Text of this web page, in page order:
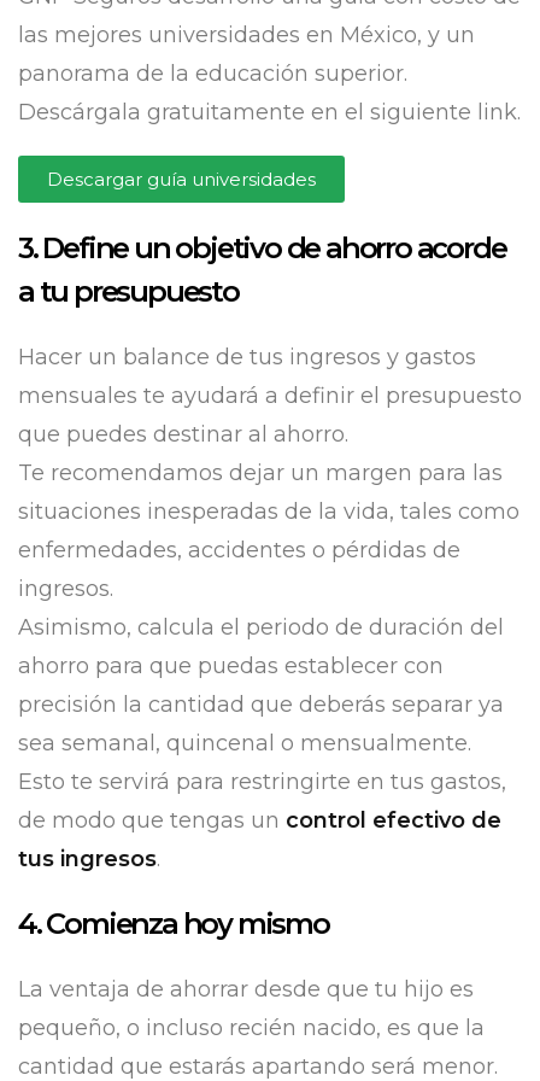
las mejores universidades en México, y un
panorama de la educación superior.
Descárgala gratuitamente en el siguiente link.
Descargar guía universidades
3. Define un objetivo de ahorro acorde
a tu presupuesto
Hacer un balance de tus ingresos y gastos
mensuales te ayudará a definir el presupuesto
que puedes destinar al ahorro.
Te recomendamos dejar un margen para las
situaciones inesperadas de la vida, tales como
enfermedades, accidentes o pérdidas de
ingresos.
Asimismo, calcula el periodo de duración del
ahorro para que puedas establecer con
precisión la cantidad que deberás separar ya
sea semanal, quincenal o mensualmente.
Esto te servirá para restringirte en tus gastos,
de modo que tengas un control efectivo de
tus ingresos.
4. Comienza hoy mismo
La ventaja de ahorrar desde que tu hijo es
pequeño, o incluso recién nacido, es que la
cantidad que estarás apartando será menor.